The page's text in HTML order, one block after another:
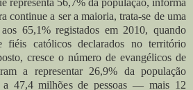
representa 56,7% da população, informa
continue a ser a maioria, trata-se de uma
65,1% registados em 2010, quando
fiéis católicos declarados no território
cresce o número de evangélicos de
a representar 26,9% da população
a 47,4 milhões de pessoas — mais 12